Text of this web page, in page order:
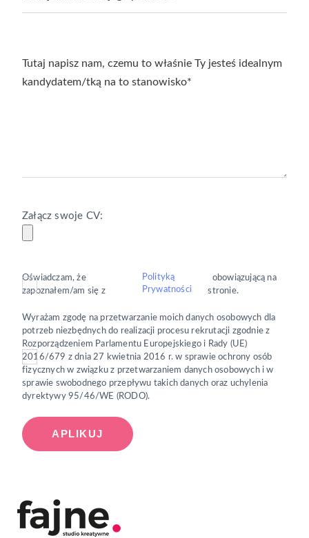
Załącz swoje CV:
Oświadczam, że
zapoznałem/am się z
Polityką
Prywatności
obowiązującą na
stronie.
Wyrażam zgodę na przetwarzanie moich danych osobowych dla
potrzeb niezbędnych do realizacji procesu rekrutacji zgodnie z
Rozporządzeniem Parlamentu Europejskiego i Rady (UE)
2016/679 z dnia 27 kwietnia 2016 r. w sprawie ochrony osób
fizycznych w związku z przetwarzaniem danych osobowych i w
sprawie swobodnego przepływu takich danych oraz uchylenia
dyrektywy 95/46/WE (RODO).